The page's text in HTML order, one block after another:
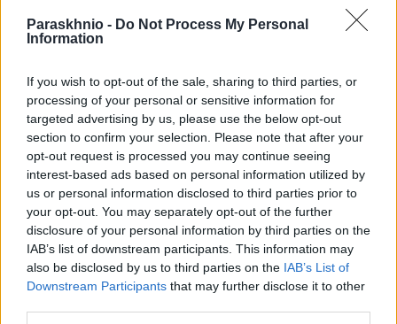
Paraskhnio - Do Not Process My Personal
Information
If you wish to opt-out of the sale, sharing to third parties, or
processing of your personal or sensitive information for
targeted advertising by us, please use the below opt-out
section to confirm your selection. Please note that after your
opt-out request is processed you may continue seeing
interest-based ads based on personal information utilized by
us or personal information disclosed to third parties prior to
your opt-out. You may separately opt-out of the further
disclosure of your personal information by third parties on the
IAB’s list of downstream participants. This information may
also be disclosed by us to third parties on the IAB’s List of
Downstream Participants that may further disclose it to other
Γεωργιάδης: Το Σισμανόγλειο θα έχει ξανά κανονικά
εφημερία
ΑΝΑΡΤΗΘΗΚΕ ΑΠΟ ΕΛΕΑΝΑ ΖΑΜΠΑΡΑ 11 ΙΟΥΛΊΟΥ 2026
Την επαναφορά σε κανονική λειτουργία για το Σισμανόγλειο